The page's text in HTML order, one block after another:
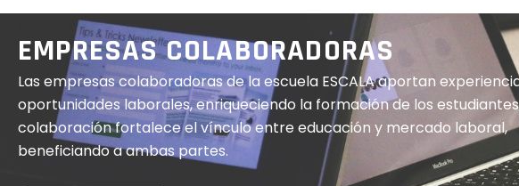
EMPRESAS COLABORADORAS
Las empresas colaboradoras de la escuela ESCALA aportan
oportunidades laborales, enriqueciendo la formación de los
colaboración fortalece el vínculo entre educación y mercado laboral,
beneficiando a ambas partes.